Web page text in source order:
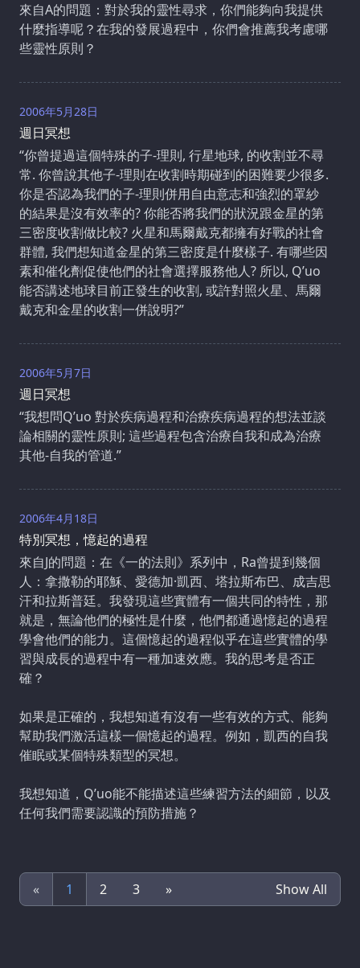
來自A的問題：對於我的靈性尋求，你們能夠向我提供
什麼指導呢？在我的發展過程中，你們會推薦我考慮哪
些靈性原則？
2006年5月28日
週日冥想
“你曾提過這個特殊的子-理則, 行星地球, 的收割並不尋
常. 你曾說其他子-理則在收割時期碰到的困難要少很多.
你是否認為我們的子-理則併用自由意志和強烈的罩紗
的結果是沒有效率的? 你能否將我們的狀況跟金星的第
三密度收割做比較? 火星和馬爾戴克都擁有好戰的社會
群體, 我們想知道金星的第三密度是什麼樣子. 有哪些因
素和催化劑促使他們的社會選擇服務他人? 所以, Q’uo
能否講述地球目前正發生的收割, 或許對照火星、馬爾
戴克和金星的收割一併說明?”
2006年5月7日
週日冥想
“我想問Q’uo 對於疾病過程和治療疾病過程的想法並談
論相關的靈性原則; 這些過程包含治療自我和成為治療
其他-自我的管道.”
2006年4月18日
特別冥想，憶起的過程
來自J的問題：在《一的法則》系列中，Ra曾提到幾個
人：拿撒勒的耶穌、愛德加·凱西、塔拉斯布巴、成吉思
汗和拉斯普廷。我發現這些實體有一個共同的特性，那
就是，無論他們的極性是什麼，他們都通過憶起的過程
學會他們的能力。這個憶起的過程似乎在這些實體的學
習與成長的過程中有一種加速效應。我的思考是否正
確？
如果是正確的，我想知道有沒有一些有效的方式、能夠
幫助我們激活這樣一個憶起的過程。例如，凱西的自我
催眠或某個特殊類型的冥想。
我想知道，Q’uo能不能描述這些練習方法的細節，以及
任何我們需要認識的預防措施？
« 1 2 3 » Show All